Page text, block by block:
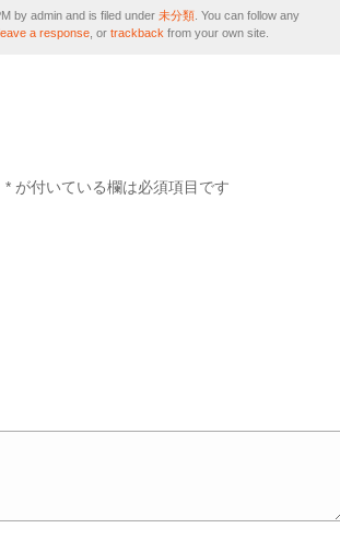
by admin and is filed under 未分類. You can follow any
a response, or trackback from your own site.
*が付いている欄は必須項目です